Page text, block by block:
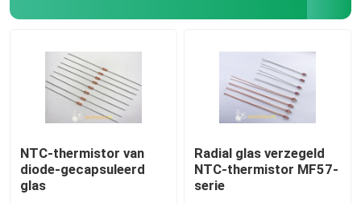
De rechte Sensor van de Sondetemperatuur
De oppervlakte zet Temperatuursensor op
NTC-thermistor van
diode-gecapsuleerd
glas
Radial glas verzegeld
NTC-thermistor MF57-
serie